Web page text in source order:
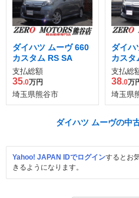
ダイハツ ムーヴ 660
カスタム RS SA
支払総額
35.0万円
埼玉県熊谷市
ダイハ
カスタ
支払総
38.0万
埼玉県
ダイハツ ムーヴの中
Yahoo! JAPAN IDでログインするとお
きるようになります。